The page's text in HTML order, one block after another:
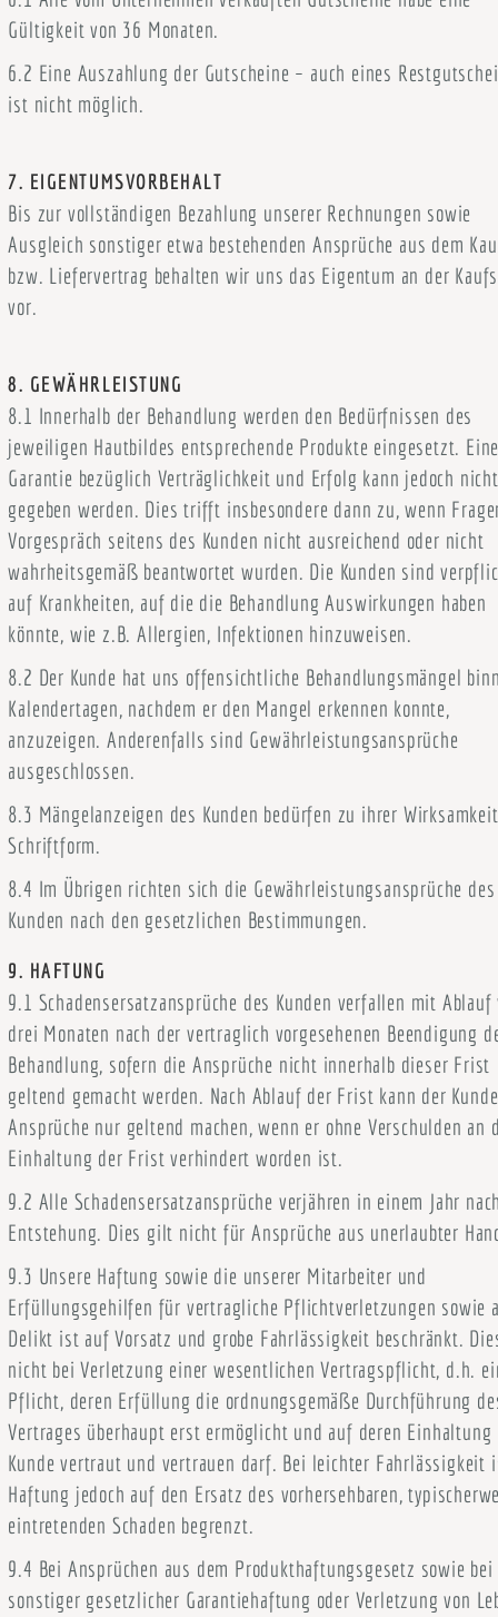
Gültigkeit von 36 Monaten.
6.2 Eine Auszahlung der Gutscheine – auch eines
ist nicht möglich.
7. EIGENTUMSVORBEHALT
Bis zur vollständigen Bezahlung unserer Rechnungen sowie
Ausgleich sonstiger etwa bestehenden Ansprüche aus dem
bzw. Liefervertrag behalten wir uns das Eigentum an der
vor.
8. GEWÄHRLEISTUNG
8.1 Innerhalb der Behandlung werden den Bedürfnissen des
jeweiligen Hautbildes entsprechende Produkte eingesetzt.
Garantie bezüglich Verträglichkeit und Erfolg kann jedoch nicht
gegeben werden. Dies trifft insbesondere dann zu, wenn
Vorgespräch seitens des Kunden nicht ausreichend oder nicht
wahrheitsgemäß beantwortet wurden. Die Kunden sind
auf Krankheiten, auf die die Behandlung Auswirkungen haben
könnte, wie z.B. Allergien, Infektionen hinzuweisen.
8.2 Der Kunde hat uns offensichtliche Behandlungsmängel
Kalendertagen, nachdem er den Mangel erkennen konnte,
anzuzeigen. Anderenfalls sind Gewährleistungsansprüche
ausgeschlossen.
8.3 Mängelanzeigen des Kunden bedürfen zu ihrer
Schriftform.
8.4 Im Übrigen richten sich die Gewährleistungsansprüche des
Kunden nach den gesetzlichen Bestimmungen.
9. HAFTUNG
9.1 Schadensersatzansprüche des Kunden verfallen mit Ablauf
drei Monaten nach der vertraglich vorgesehenen Beendigung
Behandlung, sofern die Ansprüche nicht innerhalb dieser Frist
geltend gemacht werden. Nach Ablauf der Frist kann der Kunde
Ansprüche nur geltend machen, wenn er ohne Verschulden an
Einhaltung der Frist verhindert worden ist.
9.2 Alle Schadensersatzansprüche verjähren in einem Jahr
Entstehung. Dies gilt nicht für Ansprüche aus unerlaubter
9.3 Unsere Haftung sowie die unserer Mitarbeiter und
Erfüllungsgehilfen für vertragliche Pflichtverletzungen sowie
Delikt ist auf Vorsatz und grobe Fahrlässigkeit beschränkt.
nicht bei Verletzung einer wesentlichen Vertragspflicht, d.h.
Pflicht, deren Erfüllung die ordnungsgemäße Durchführung
Vertrages überhaupt erst ermöglicht und auf deren Einhaltung
Kunde vertraut und vertrauen darf. Bei leichter Fahrlässigkeit
Haftung jedoch auf den Ersatz des vorhersehbaren,
eintretenden Schaden begrenzt.
9.4 Bei Ansprüchen aus dem Produkthaftungsgesetz sowie bei
sonstiger gesetzlicher Garantiehaftung oder Verletzung von